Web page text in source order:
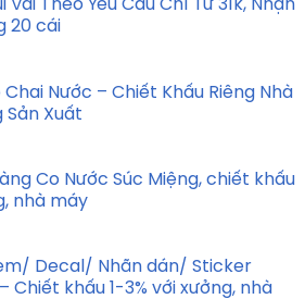
Vải Theo Yêu Cầu Chỉ Từ 31k, Nhận
20 cái
Chai Nước – Chiết Khấu Riêng Nhà
Sản Xuất
Co Nước Súc Miệng, chiết khấu
nhà máy
Decal/ Nhãn dán/ Sticker
Chiết khấu 1-3% với xưởng, nhà